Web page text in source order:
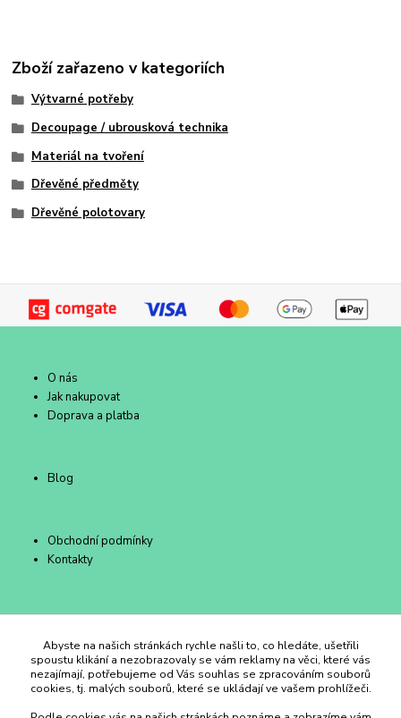
Zboží zařazeno v kategoriích
Výtvarné potřeby
Decoupage / ubrousková technika
Materiál na tvoření
Dřevěné předměty
Dřevěné polotovary
O nás
Jak nakupovat
Doprava a platba
Blog
Obchodní podmínky
Kontakty
Duhový Ateliér Kroměříž
+420 734 258 002
Abyste na našich stránkách rychle našli to, co hledáte, ušetřili
spoustu klikání a nezobrazovaly se vám reklamy na věci, které vás
nezajímají, potřebujeme od Vás souhlas se zpracováním souborů
cookies, tj. malých souborů, které se ukládají ve vašem prohlížeči.